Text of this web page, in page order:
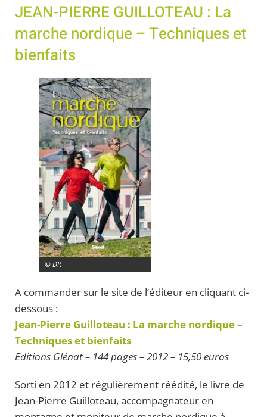
JEAN-PIERRE GUILLOTEAU : La
marche nordique – Techniques et
bienfaits
© DR
A commander sur le site de l’éditeur en cliquant ci-
dessous :
Jean-Pierre Guilloteau : La marche nordique –
Techniques et bienfaits
Editions Glénat – 144 pages – 2012 – 15,50 euros
Sorti en 2012 et régulièrement réédité, le livre de
Jean-Pierre Guilloteau, accompagnateur en